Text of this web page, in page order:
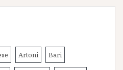
Artoni Bari